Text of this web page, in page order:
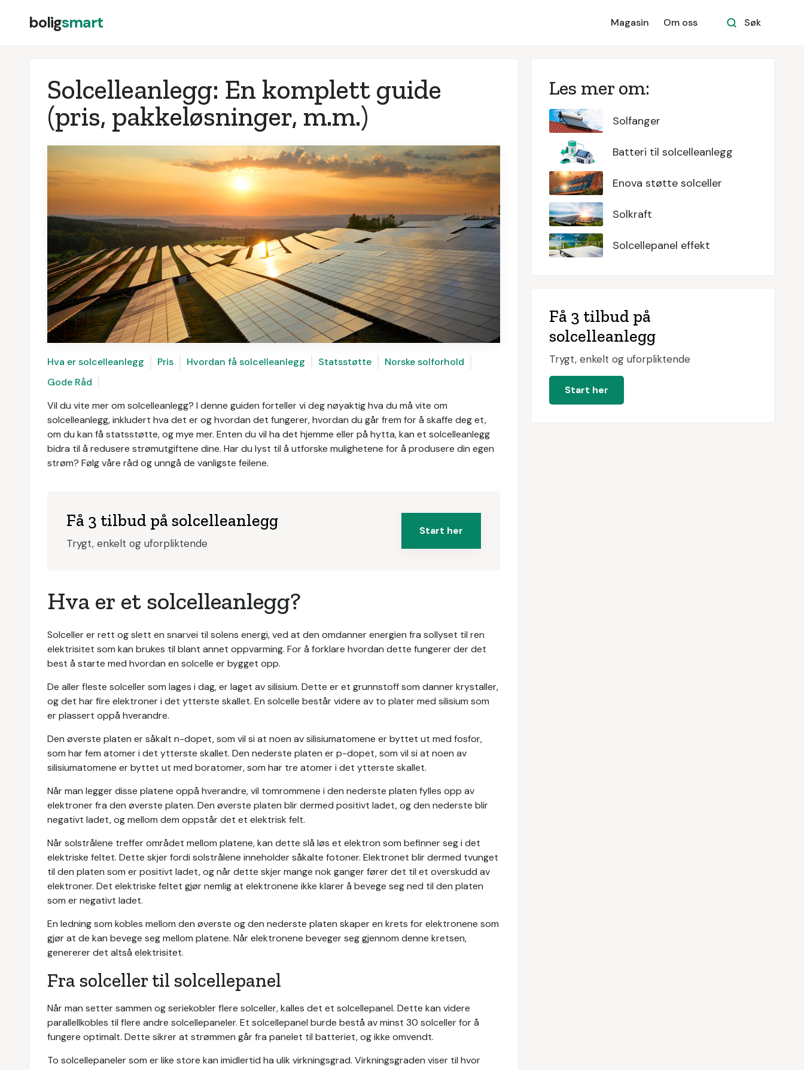
boligsmart Magasin Om oss Søk
Solcelleanlegg: En komplett guide
(pris, pakkeløsninger, m.m.)
Hva er solcelleanlegg Pris Hvordan få solcelleanlegg Statsstøtte
Norske solforhold
Gode Råd
Vil du vite mer om solcelleanlegg? I denne guiden forteller vi deg nøyaktig hva du må vite om
solcelleanlegg, inkludert hva det er og hvordan det fungerer, hvordan du går frem for å skaffe deg et,
om du kan få statsstøtte, og mye mer. Enten du vil ha det hjemme eller på hytta, kan et solcelleanlegg
bidra til å redusere strømutgiftene dine. Har du lyst til å utforske mulighetene for å produsere din egen
strøm? Følg våre råd og unngå de vanligste feilene.
Få 3 tilbud på solcelleanlegg
Trygt, enkelt og uforpliktende
Start her
Hva er et solcelleanlegg?
Solceller er rett og slett en snarvei til solens energi, ved at den omdanner energien fra sollyset til ren
elektrisitet som kan brukes til blant annet oppvarming. For å forklare hvordan dette fungerer der det
best å starte med hvordan en solcelle er bygget opp.
De aller fleste solceller som lages i dag, er laget av silisium. Dette er et grunnstoff som danner krystaller,
og det har fire elektroner i det ytterste skallet. En solcelle består videre av to plater med silisium som
er plassert oppå hverandre.
Den øverste platen er såkalt n-dopet, som vil si at noen av silisiumatomene er byttet ut med fosfor,
som har fem atomer i det ytterste skallet. Den nederste platen er p-dopet, som vil si at noen av
silisiumatomene er byttet ut med boratomer, som har tre atomer i det ytterste skallet.
Når man legger disse platene oppå hverandre, vil tomrommene i den nederste platen fylles opp av
elektroner fra den øverste platen. Den øverste platen blir dermed positivt ladet, og den nederste blir
negativt ladet, og mellom dem oppstår det et elektrisk felt.
Når solstrålene treffer området mellom platene, kan dette slå løs et elektron som befinner seg i det
elektriske feltet. Dette skjer fordi solstrålene inneholder såkalte fotoner. Elektronet blir dermed tvunget
til den platen som er positivt ladet, og når dette skjer mange nok ganger fører det til et overskudd av
elektroner. Det elektriske feltet gjør nemlig at elektronene ikke klarer å bevege seg ned til den platen
som er negativt ladet.
En ledning som kobles mellom den øverste og den nederste platen skaper en krets for elektronene som
gjør at de kan bevege seg mellom platene. Når elektronene beveger seg gjennom denne kretsen,
genererer det altså elektrisitet.
Fra solceller til solcellepanel
Når man setter sammen og seriekobler flere solceller, kalles det et solcellepanel. Dette kan videre
parallellkobles til flere andre solcellepaneler. Et solcellepanel burde bestå av minst 30 solceller for å
fungere optimalt. Dette sikrer at strømmen går fra panelet til batteriet, og ikke omvendt.
To solcellepaneler som er like store kan imidlertid ha ulik virkningsgrad. Virkningsgraden viser til hvor
Les mer om:
Solfanger
Batteri til solcelleanlegg
Enova støtte solceller
Solkraft
Solcellepanel effekt
Få 3 tilbud på
solcelleanlegg
Trygt, enkelt og uforpliktende
Start her